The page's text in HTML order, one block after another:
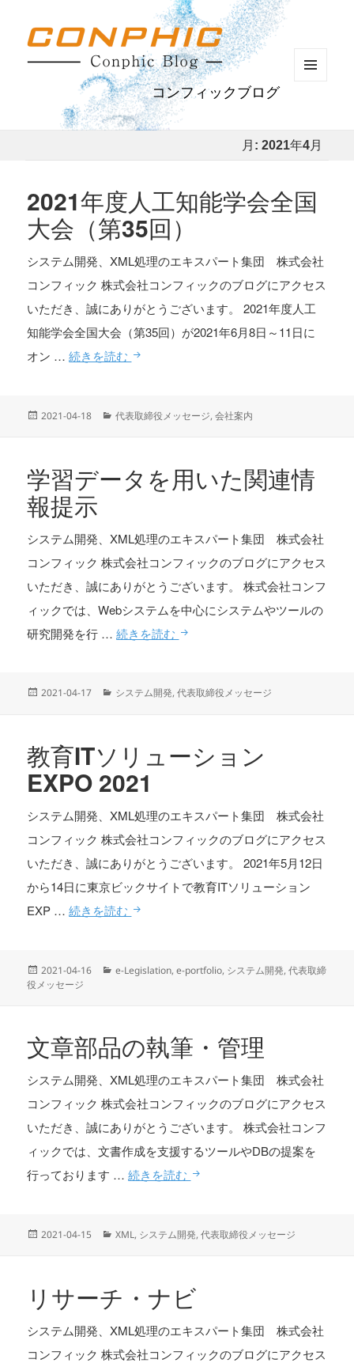
コンフィックブログ
月: 2021年4月
2021年度人工知能学会全国
大会（第35回）
システム開発、XML処理のエキスパート集団 株式会社
コンフィック 株式会社コンフィックのブログにアクセス
いただき、誠にありがとうございます。 2021年度人工
知能学会全国大会（第35回）が2021年6月8日～11日に
オン …続きを読む 2021年度人工知能学会全国大会（第35回
投
2021-04-18
カ
代表取締役メッセージ,会社案内
学習データを用いた関連情
報提示
システム開発、XML処理のエキスパート集団 株式会社
コンフィック 株式会社コンフィックのブログにアクセス
いただき、誠にありがとうございます。 株式会社コンフ
ィックでは、Webシステムを中心にシステムやツールの
研究開発を行 …続きを読む 学習データを用いた関連情報提
投
2021-04-17
カ
ー
システム開発,代表取締役メッセージ
教育ITソリューション
EXPO 2021
システム開発、XML処理のエキスパート集団 株式会社
コンフィック 株式会社コンフィックのブログにアクセス
いただき、誠にありがとうございます。 2021年5月12日
から14日に東京ビックサイトで教育ITソリューション
EXP …続きを読む 教育ITソリューションEXPO 2021
投
稿
2021-04-16
カ
e-Legislation,e-portfolio, システム開発,代表取締
役メッセージ
文章部品の執筆・管理
システム開発、XML処理のエキスパート集団 株式会社
コンフィック 株式会社コンフィックのブログにアクセス
いただき、誠にありがとうございます。 株式会社コンフ
ィックでは、文書作成を支援するツールやDBの提案を
行っております …続きを読む 文章部品の執筆・管理
投
2021-04-15
カ
ー
XML, システム開発,代表取締役メッセージ
リサーチ・ナビ
システム開発、XML処理のエキスパート集団 株式会社
コンフィック 株式会社コンフィックのブログにアクセス